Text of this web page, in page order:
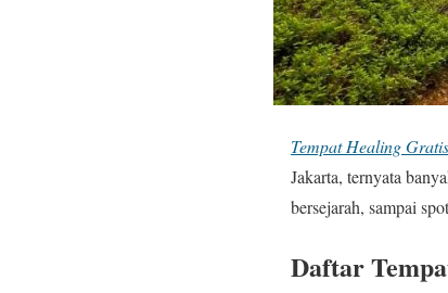
Tempat Healing
Jakarta, ternyata
bersejarah, sampai
Daftar